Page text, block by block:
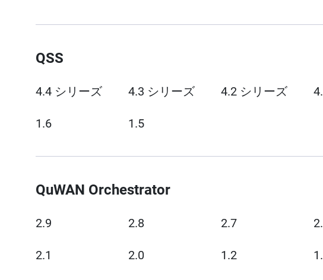
QSS
4.4 シリーズ 4.3 シリーズ 4.2 シリーズ
1.6 1.5
QuWAN Orchestrator
2.9 2.8 2.7
2.1 2.0 1.2